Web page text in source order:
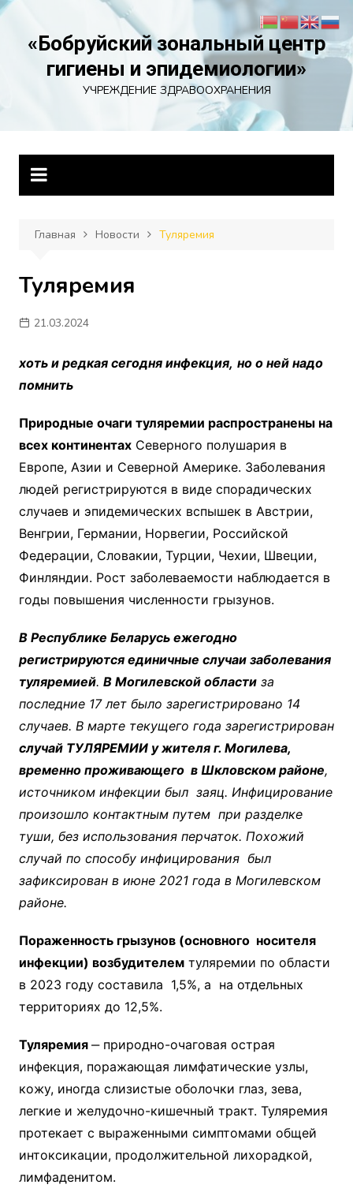
Перейти
содержимому
«Бобруйский зональный центр
гигиены и эпидемиологии»
УЧРЕЖДЕНИЕ ЗДРАВООХРАНЕНИЯ
Главная Новости Туляремия
Туляремия
21.03.2024
хоть и редкая сегодня инфекция, но о ней надо
помнить
Природные очаги туляремии распространены на
всех континентахСеверного полушария в
Европе, Азии и Северной Америке. Заболевания
людей регистрируются в виде спорадических
случаев и эпидемических вспышек в Австрии,
Венгрии, Германии, Норвегии, Российской
Федерации, Словакии, Турции, Чехии, Швеции,
Финляндии. Рост заболеваемости наблюдается в
годы повышения численности грызунов.
В Республике Беларусь ежегодно
регистрируются единичные случаи заболевания
туляремией. В Могилевской областиза
последние 17 лет было зарегистрировано 14
случаев. В марте текущего года зарегистрирован
случай ТУЛЯРЕМИИ у жителя г. Могилева,
временно проживающего в Шкловском районе,
источником инфекции был заяц. Инфицирование
произошло контактным путем при разделке
туши, без использования перчаток. Похожий
случай по способу инфицирования был
зафиксирован в июне 2021 года в Могилевском
районе.
Пораженность грызунов (основного носителя
инфекции) возбудителемтуляремии по области
в 2023 году составила 1,5%, а на отдельных
территориях до 12,5%.
Туляремия ‒ природно-очаговая острая
инфекция, поражающая лимфатические узлы,
кожу, иногда слизистые оболочки глаз, зева,
легкие и желудочно-кишечный тракт. Туляремия
протекает с выраженными симптомами общей
интоксикации, продолжительной лихорадкой,
лимфаденитом.